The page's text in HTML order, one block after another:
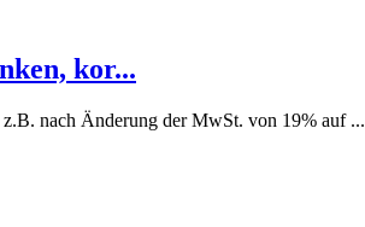
kor...
nach Änderung der MwSt. von 19% auf ...